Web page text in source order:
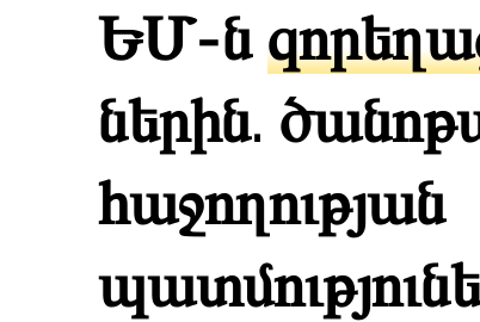
ԵՄ-ն
ներին.
հաջողության